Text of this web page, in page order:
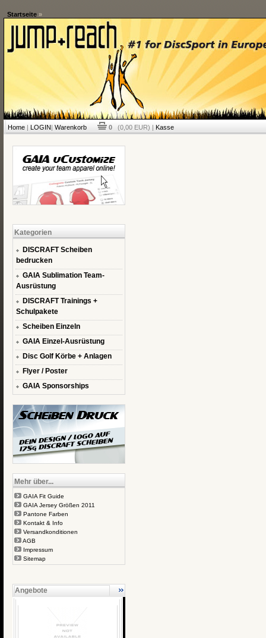
Startseite»
Home| LOGIN| Warenkorb 0 (0,00 EUR) | Kasse
Kategorien
DISCRAFT Scheiben
bedrucken
GAIA Sublimation Team-
Ausrüstung
DISCRAFT Trainings +
Schulpakete
Scheiben Einzeln
GAIA Einzel-Ausrüstung
Disc Golf Körbe + Anlagen
Flyer / Poster
GAIA Sponsorships
Mehr über...
GAIA Fit Guide
GAIA Jersey Größen 2011
Pantone Farben
Kontakt & Info
Versandkonditionen
AGB
Impressum
Sitemap
Angebote